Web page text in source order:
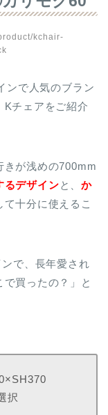
kchair-
ンで人気のブラン
Kチェアをご紹介
きが浅めの700mm
るデザインと、か
十分に使えるこ
で、長年愛され
買ったの？」と
択